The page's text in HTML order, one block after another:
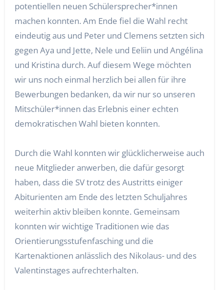
potentiellen neuen Schülersprecher*innen
machen konnten. Am Ende fiel die Wahl recht
eindeutig aus und Peter und Clemens setzten sich
gegen Aya und Jette, Nele und Eeliin und Angélina
und Kristina durch. Auf diesem Wege möchten
wir uns noch einmal herzlich bei allen für ihre
Bewerbungen bedanken, da wir nur so unseren
Mitschüler*innen das Erlebnis einer echten
demokratischen Wahl bieten konnten.
Durch die Wahl konnten wir glücklicherweise auch
neue Mitglieder anwerben, die dafür gesorgt
haben, dass die SV trotz des Austritts einiger
Abiturienten am Ende des letzten Schuljahres
weiterhin aktiv bleiben konnte. Gemeinsam
konnten wir wichtige Traditionen wie das
Orientierungsstufenfasching und die
Kartenaktionen anlässlich des Nikolaus- und des
Valentinstages aufrechterhalten.